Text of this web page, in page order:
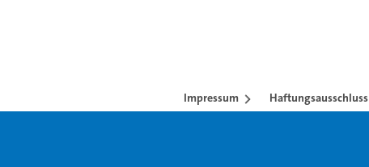
Impressum Haftungsausschluss